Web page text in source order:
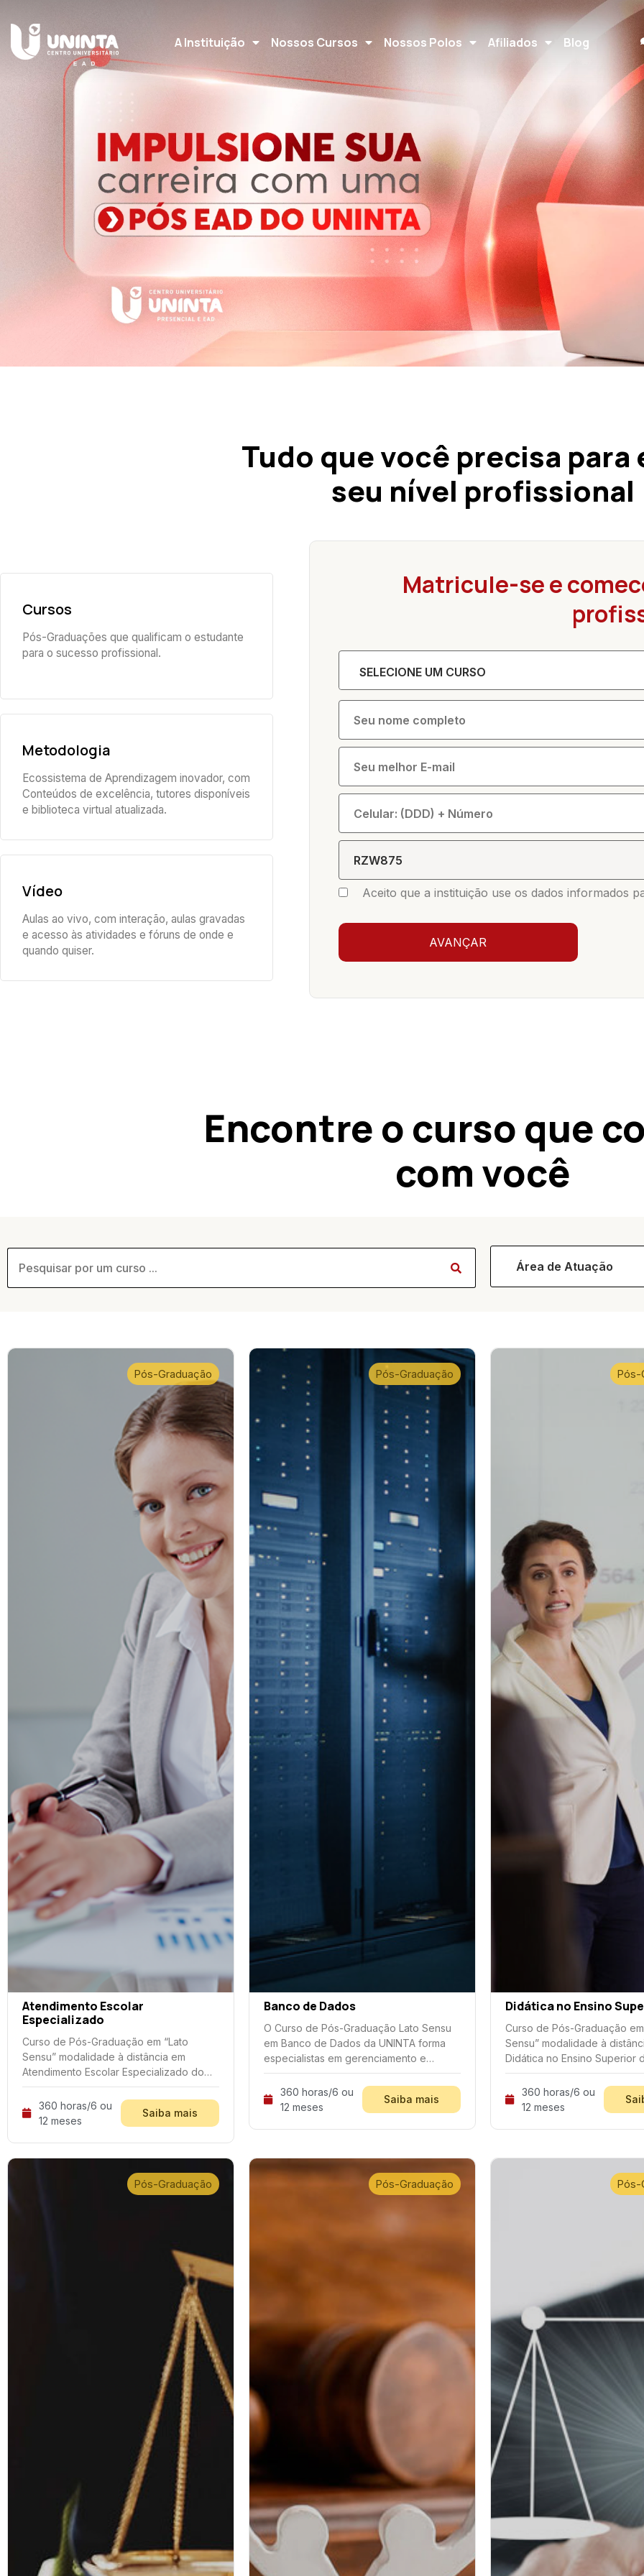
A Instituição Nossos Cursos Nossos Polos Afiliados Blog
Tudo que você precisa para
seu nível profissional
Cursos
Pós-Graduações que qualificam o estudante
para o sucesso profissional.
Metodologia
Ecossistema de Aprendizagem inovador, com
Conteúdos de excelência, tutores disponíveis
e biblioteca virtual atualizada.
Vídeo
Aulas ao vivo, com interação, aulas gravadas
e acesso às atividades e fóruns de onde e
quando quiser.
Matricule-se e
SELECIONE UM CURSO
Aceito que a instituição use os dados informados
AVANÇAR
Encontre o curso que
com você
Pós-Graduação
Atendimento Escolar
Especializado
Curso de Pós-Graduação em “Lato
Sensu” modalidade à distância em
Atendimento Escolar Especializado do
Centro do Centro Universitário Inta –
UNINTA, prepara os profissionais da
educação para atuarem tanto nas salas
360 horas/6 ou
12 meses
Saiba mais
Pós-Graduação
Banco de Dados
O Curso de Pós-Graduação Lato Sensu
em Banco de Dados da UNINTA forma
especialistas em gerenciamento e
administração de dados, abordando
metodologias e tecnologias inovadoras
para otimizar a segurança e eficiência
360 horas/6 ou
12 meses
Saiba mais
Pós-
Didática no Ensino
Curso de Pós-Graduação em
Sensu” modalidade à
Didática no Ensino Superior
do Centro Universitário Inta –
oferece formação
sentido de qualificar os
360 horas/6 ou
12 meses
Pós-Graduação Pós-Graduação Pós-